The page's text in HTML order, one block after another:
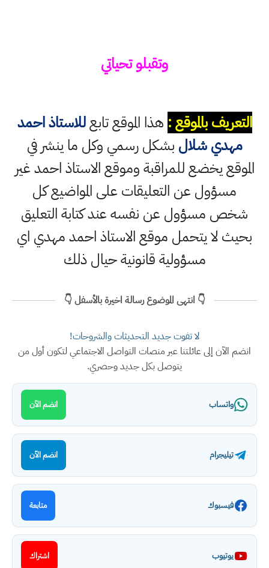
وتقبلو تحياتي
التعريف بالموقع : هذا الموقع تابعللاستاذ احمد
مهدي شلال بشكل رسمي وكل ما ينشر في
الموقع يخضع للمراقبة وموقع الاستاذ احمد غير
مسؤول عن التعليقات على المواضيع كل
شخص مسؤول عن نفسه عند كتابة التعليق
بحيث لا يتحمل موقع الاستاذ احمد مهدي اي
مسؤولية قانونية حيال ذلك
👇 انتهى الموضوع رسالة اخيرة بالأسفل 👇
لا تفوت جديد التحديثات والشروحات!
انضم الآن إلى عائلتنا عبر منصات التواصل الاجتماعي لتكون أول من
يتوصل بكل جديد وحصري.
واتساب انضم الآن
تيليجرام انضم الآن
فيسبوك متابعة
يوتيوب اشتراك